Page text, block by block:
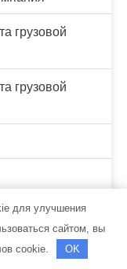
грузовой
грузовой
для улучшения
сайтом, вы
cookie.
OK